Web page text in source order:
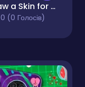
Draw a Skin for Mineblock with Physics
0 (0 Голосів)